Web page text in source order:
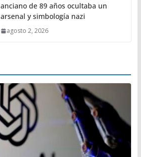
anciano de 89 años ocultaba un
arsenal y simbología nazi
agosto 2, 2026